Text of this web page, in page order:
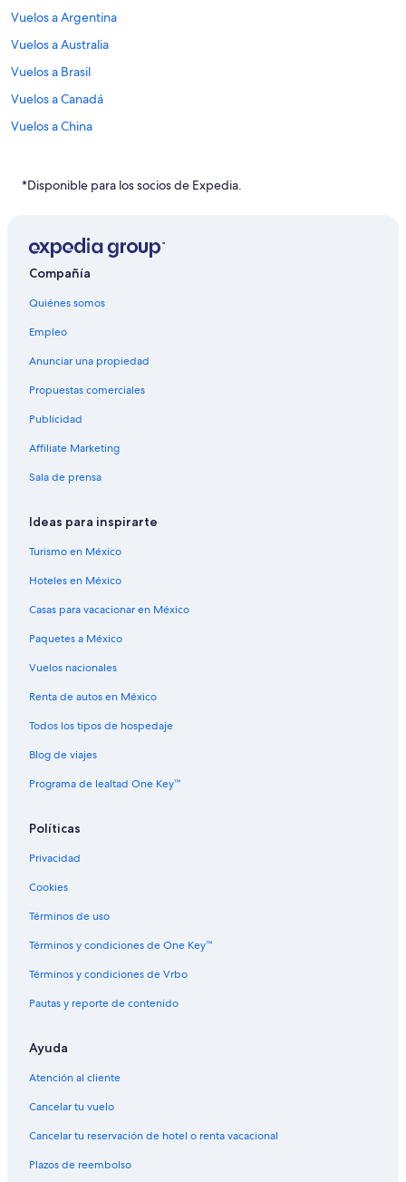
Vuelos a Argentina
Vuelos a Australia
Vuelos a Brasil
Vuelos a Canadá
Vuelos a China
Vuelos a Corea del Sur
Vuelos a Estados Unidos
Vuelos a Francia
Vuelos a Japón
Vuelos a México
Vuelos a Noruega
Vuelos a Rusia
Vuelos a Suiza
Vuelos a Tailandia
Vuelos a Acapulco
Frontier Flying Service
Blueair
Vuelos a Cabo San Lucas
Vuelos a Cancún
Vuelos a Ciudad de México
Vuelos a Ciudad Juárez
Cobra Aviation
Vuelos a Costa Mujeres
Evergreen International
Ghadames Air Transport
Vuelos a Guadalajara
Vuelos a Isla Mujeres
Vuelos a Mazatlán
Vuelos a Mérida
Vuelos a Monterrey
Olympus Airways
Vuelos a Playa del Carmen
Vuelos a Puerto Morelos
Vuelos a Puerto Peñasco
Vuelos a Puerto Vallarta
*Disponible para los socios de Expedia.
Compañía
Quiénes somos
Empleo
Anunciar una propiedad
Propuestas comerciales
Publicidad
Affiliate Marketing
Sala de prensa
Ideas para inspirarte
Turismo en México
Hoteles en México
Casas para vacacionar en México
Paquetes a México
Vuelos nacionales
Renta de autos en México
Todos los tipos de hospedaje
Blog de viajes
Programa de lealtad One Key™
Políticas
Privacidad
Cookies
Términos de uso
Términos y condiciones de One Key™
Términos y condiciones de Vrbo
Pautas y reporte de contenido
Ayuda
Atención al cliente
Cancelar tu vuelo
Cancelar tu reservación de hotel o renta vacacional
Plazos de reembolso